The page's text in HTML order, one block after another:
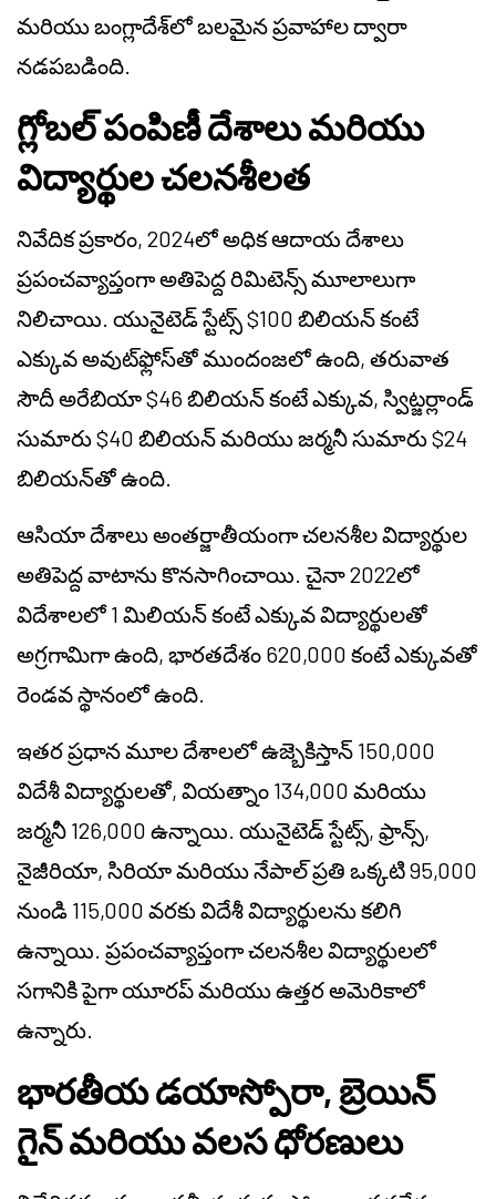
మరియు బంగ్లాదేశ్‌లో బలమైన ప్రవాహాల ద్వారా
నడపబడింది.
గ్లోబల్ పంపిణీ దేశాలు మరియు
విద్యార్థుల చలనశీలత
నివేదిక ప్రకారం, 2024లో అధిక ఆదాయ దేశాలు
ప్రపంచవ్యాప్తంగా అతిపెద్ద రిమిటెన్స్ మూలాలుగా
నిలిచాయి. యునైటెడ్ స్టేట్స్ $100 బిలియన్ కంటే
ఎక్కువ అవుట్‌ఫ్లోస్‌తో ముందంజలో ఉంది, తరువాత
సౌదీ అరేబియా $46 బిలియన్ కంటే ఎక్కువ, స్విట్జర్లాండ్
సుమారు $40 బిలియన్ మరియు జర్మనీ సుమారు $24
బిలియన్‌తో ఉంది.
ఆసియా దేశాలు అంతర్జాతీయంగా చలనశీల విద్యార్థుల
అతిపెద్ద వాటాను కొనసాగించాయి. చైనా 2022లో
విదేశాలలో 1 మిలియన్ కంటే ఎక్కువ విద్యార్థులతో
అగ్రగామిగా ఉంది, భారతదేశం 620,000 కంటే ఎక్కువతో
రెండవ స్థానంలో ఉంది.
ఇతర ప్రధాన మూల దేశాలలో ఉజ్బెకిస్తాన్ 150,000
విదేశీ విద్యార్థులతో, వియత్నాం 134,000 మరియు
జర్మనీ 126,000 ఉన్నాయి. యునైటెడ్ స్టేట్స్, ఫ్రాన్స్,
నైజీరియా, సిరియా మరియు నేపాల్ ప్రతి ఒక్కటి 95,000
నుండి 115,000 వరకు విదేశీ విద్యార్థులను కలిగి
ఉన్నాయి. ప్రపంచవ్యాప్తంగా చలనశీల విద్యార్థులలో
సగానికి పైగా యూరప్ మరియు ఉత్తర అమెరికాలో
ఉన్నారు.
భారతీయ డయాస్పోరా, బ్రెయిన్
గైన్ మరియు వలస ధోరణులు